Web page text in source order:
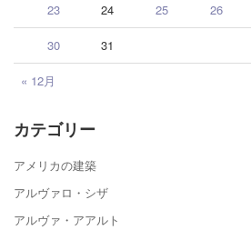
« 12月
23 24 25 26
30 31
カテゴリー
アメリカの建築
アルヴァロ・シザ
アルヴァ・アアルト